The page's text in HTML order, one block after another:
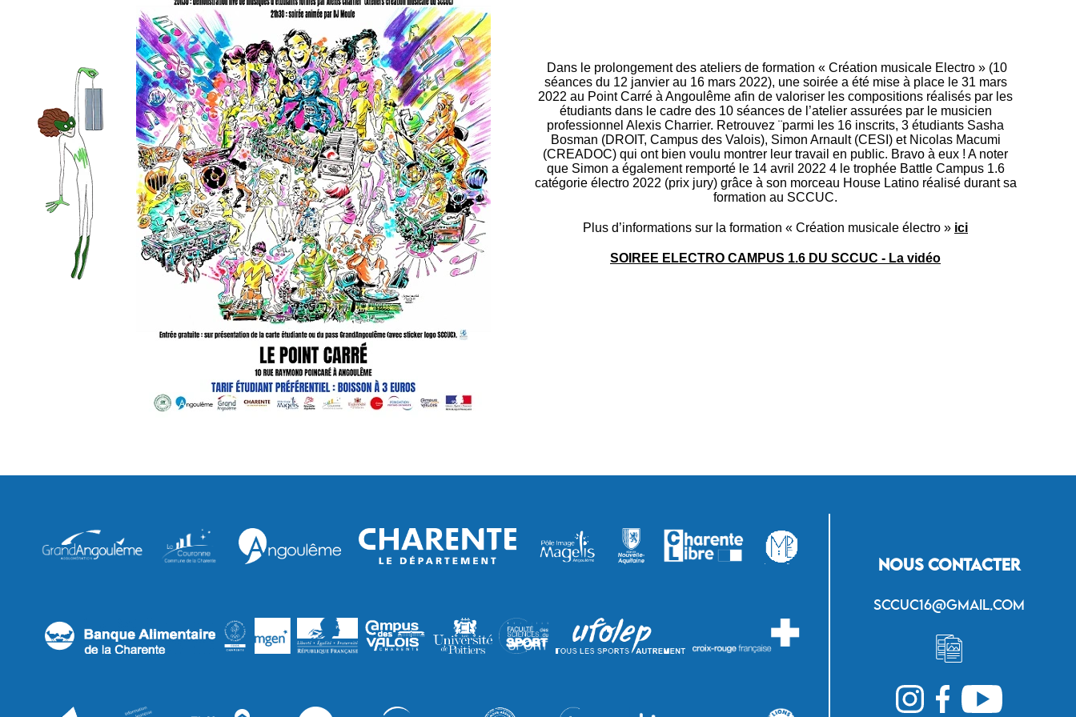
Dans le prolongement des ateliers de formation « Création musicale Electro » (10
séances du 12 janvier au 16 mars 2022), une soirée a été mise à place le 31 mars
2022 au Point Carré à Angoulême afin de valoriser les compositions réalisés par les
étudiants dans le cadre des 10 séances de l’atelier assurées par le musicien
professionnel Alexis Charrier. Retrouvez ¨parmi les 16 inscrits, 3 étudiants Sasha
Bosman (DROIT, Campus des Valois), Simon Arnault (CESI) et Nicolas Macumi
(CREADOC) qui ont bien voulu montrer leur travail en public. Bravo à eux ! A noter
que Simon a également remporté le 14 avril 2022 4 le trophée Battle Campus 1.6
catégorie électro 2022 (prix jury) grâce à son morceau House Latino réalisé durant sa
formation au SCCUC.
Plus d’informations sur la formation « Création musicale électro » ici
SOIREE ELECTRO CAMPUS 1.6 DU SCCUC - La vidéo
Nous contacter
sccuc16@gmail.com